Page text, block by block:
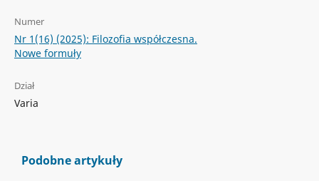
Numer
Nr 1(16) (2025): Filozofia współczesna.
Nowe formuły
Dział
Varia
Podobne artykuły